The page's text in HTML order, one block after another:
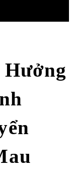
Hưởng